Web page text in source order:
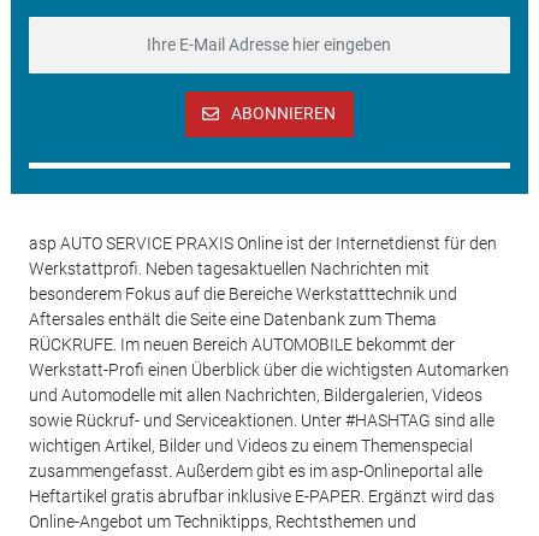
ABONNIEREN
asp AUTO SERVICE PRAXIS Online ist der Internetdienst für den
Werkstattprofi. Neben tagesaktuellen Nachrichten mit
besonderem Fokus auf die Bereiche Werkstatttechnik und
Aftersales enthält die Seite eine Datenbank zum Thema
RÜCKRUFE. Im neuen Bereich AUTOMOBILE bekommt der
Werkstatt-Profi einen Überblick über die wichtigsten Automarken
und Automodelle mit allen Nachrichten, Bildergalerien, Videos
sowie Rückruf- und Serviceaktionen. Unter #HASHTAG sind alle
wichtigen Artikel, Bilder und Videos zu einem Themenspecial
zusammengefasst. Außerdem gibt es im asp-Onlineportal alle
Heftartikel gratis abrufbar inklusive E-PAPER. Ergänzt wird das
Online-Angebot um Techniktipps, Rechtsthemen und